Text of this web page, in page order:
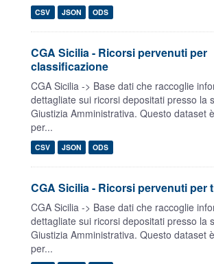
CSV JSON ODS
CGA Sicilia - Ricorsi pervenuti per
classificazione
CGA Sicilia -> Base dati che raccoglie
dettagliate sui ricorsi depositati presso la
Giustizia Amministrativa. Questo dataset
per...
CSV JSON ODS
CGA Sicilia - Ricorsi pervenuti per
CGA Sicilia -> Base dati che raccoglie
dettagliate sui ricorsi depositati presso la
Giustizia Amministrativa. Questo dataset
per...